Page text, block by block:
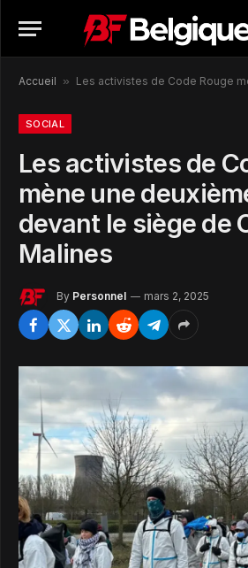
Accueil » Les activistes de Code Rouge mène une deuxième
SOCIAL
Les activistes de
mène une
devant le siège de
Malines
By Personnel mars 2, 2025